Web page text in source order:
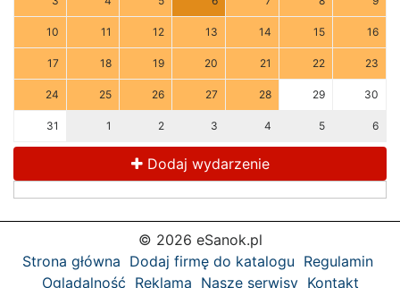
10 11 12 13 14 15 16
17 18 19 20 21 22 23
24 25 26 27 28 29 30
31 1 2 3 4 5 6
Dodaj wydarzenie
© 2026 eSanok.pl
Strona główna Dodaj firmę do katalogu Regulamin
Oglądalność Reklama Nasze serwisy Kontakt